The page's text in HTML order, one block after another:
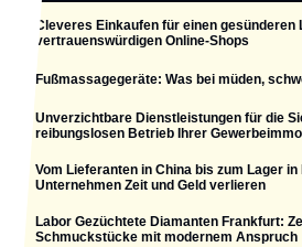
Cleveres Einkaufen für einen gesünderen
vertrauenswürdigen Online-Shops
Fußmassagegeräte: Was bei müden,
Unverzichtbare Dienstleistungen für die
reibungslosen Betrieb Ihrer
Vom Lieferanten in China bis zum Lager
Unternehmen Zeit und Geld verlieren
Labor Gezüchtete Diamanten Frankfurt:
Schmuckstücke mit modernem Anspruch